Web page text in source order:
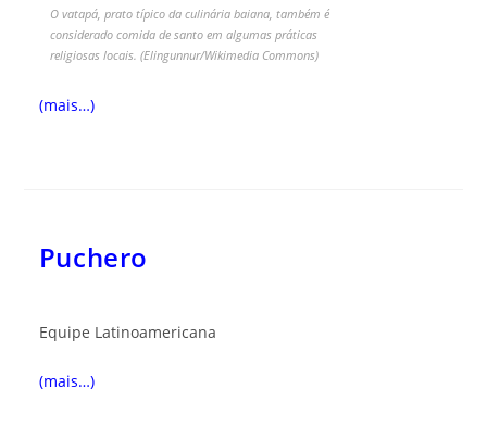
O vatapá, prato típico da culinária baiana, também é
considerado comida de santo em algumas práticas
religiosas locais. (Elingunnur/Wikimedia Commons)
(mais…)
Puchero
Equipe Latinoamericana
(mais…)